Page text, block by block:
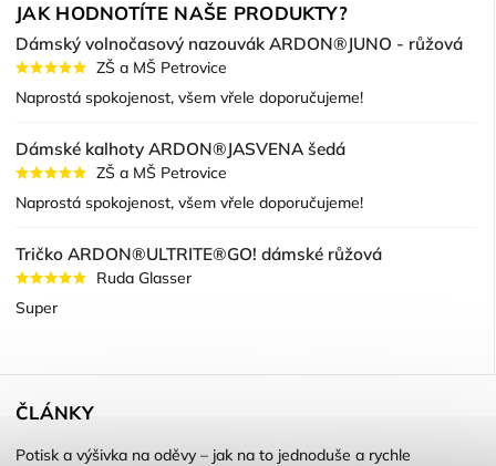
JAK HODNOTÍTE NAŠE PRODUKTY?
Dámský volnočasový nazouvák ARDON®JUNO - růžová
ZŠ a MŠ Petrovice
Naprostá spokojenost, všem vřele doporučujeme!
Dámské kalhoty ARDON®JASVENA šedá
ZŠ a MŠ Petrovice
Naprostá spokojenost, všem vřele doporučujeme!
Tričko ARDON®ULTRITE®GO! dámské růžová
Ruda Glasser
Super
ČLÁNKY
Potisk a výšivka na oděvy – jak na to jednoduše a rychle